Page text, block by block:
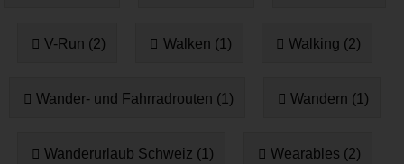
V-Run (2) Walken (1) Walking (2)
Wander- und Fahrradrouten (1) Wandern (1)
Wanderurlaub Schweiz (1) Wearables (2)